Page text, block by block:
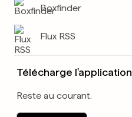
Boxfinder
Flux RSS
Télécharge
Reste au courant.